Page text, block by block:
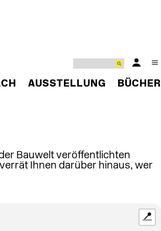
AUSSTELLUNG BÜCHER
Bauwelt veröffentlichten
Ihnen darüber hinaus, wer
📍